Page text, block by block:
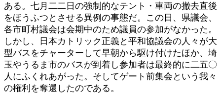
ある。七月二二日の強制的なテント・車両の撤去直後
をほうふつとさせる異例の事態だ。この日、県議会、
各市町村議会は会期中のため議員の参加がなかった。
しかし、日本カトリック正義と平和協議会の人々が大
型バスをチャーターして早朝から駆け付けたほか、埼
玉やうるま市のバスが到着し参加者は最終的に二五〇
人にふくれあがった。そしてゲート前集会という我々
の権利を奪還したのである。